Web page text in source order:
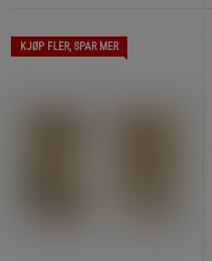
KJØP FLER, SPAR MER